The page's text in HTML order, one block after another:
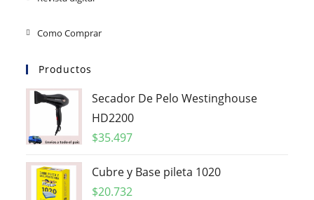
Como Comprar
Productos
Secador De Pelo Westinghouse
HD2200
$35.497
Cubre y Base pileta 1020
$20.732